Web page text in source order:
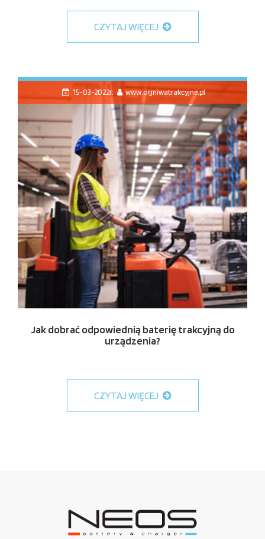
CZYTAJ WIĘCEJ
15-03-2022r. www.ogniwatrakcyjne.pl
Jak dobrać odpowiednią baterię trakcyjną do
urządzenia?
CZYTAJ WIĘCEJ